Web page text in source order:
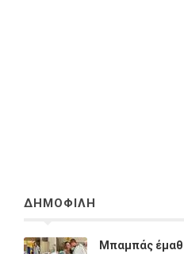
ΔΗΜΟΦΙΛΗ
Μπαμπάς